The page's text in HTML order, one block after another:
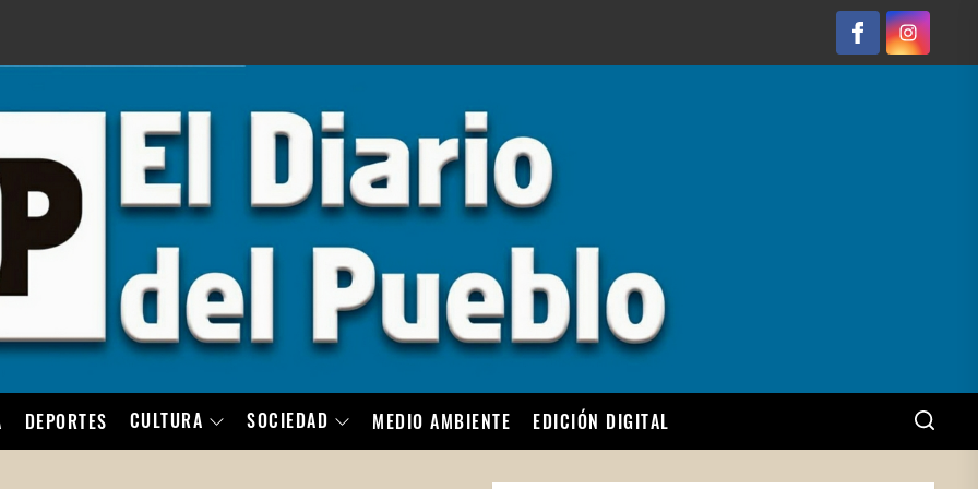
FacebookInstagram
DEPORTES CULTURA SOCIEDAD MEDIO AMBIENTE EDICIÓN DIGITAL